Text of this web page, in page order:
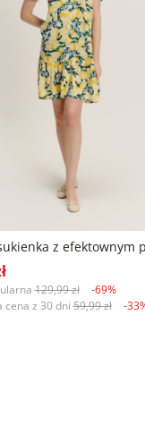
129,99 zł
-69%
cena z 30 dni59,99 zł -